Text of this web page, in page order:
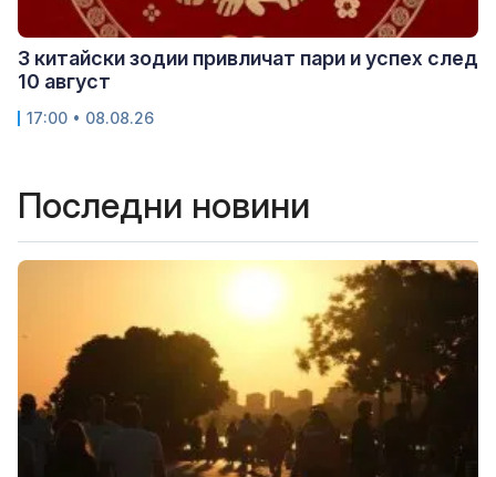
3 китайски зодии привличат пари и успех след
10 август
17:00 • 08.08.26
Последни новини